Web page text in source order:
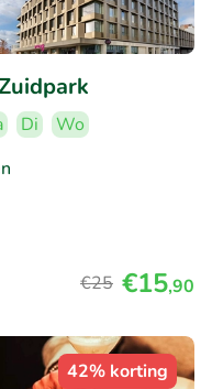
Di
Wo
€25 €15,90
42% korting